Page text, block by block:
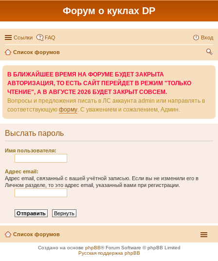
Форум о куклах DP
Ссылки FAQ Вход
Список форумов
В БЛИЖАЙШЕЕ ВРЕМЯ НА ФОРУМЕ БУДЕТ ЗАКРЫТА
АВТОРИЗАЦИЯ, ТО ЕСТЬ САЙТ ПЕРЕЙДЕТ В РЕЖИМ "ТОЛЬКО
ЧТЕНИЕ", А В АВГУСТЕ 2026 БУДЕТ ЗАКРЫТ СОВСЕМ.
Вопросы и предложения писать в ЛС аккаунта admin или направлять в
соответствующую форму. С уважением и сожалением, Админ.
Выслать пароль
Имя пользователя:
Адрес email:
Адрес email, связанный с вашей учётной записью. Если вы не изменили его в
Личном разделе, то это адрес email, указанный вами при регистрации.
Список форумов
Создано на основе phpBB® Forum Software © phpBB Limited
Русская поддержка phpBB